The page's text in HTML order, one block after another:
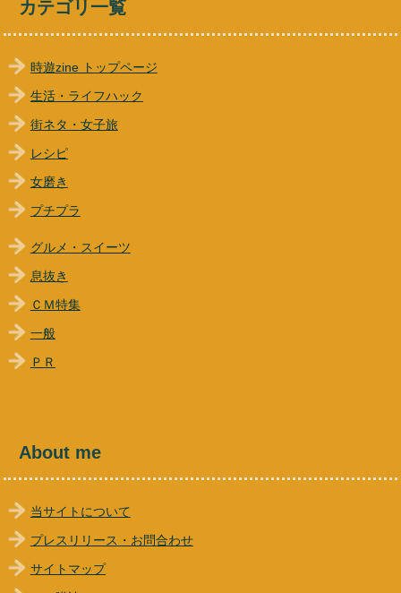
カテゴリ一覧
時遊zine トップページ
生活・ライフハック
街ネタ・女子旅
レシピ
女磨き
プチプラ
グルメ・スイーツ
息抜き
ＣＭ特集
一般
ＰＲ
About me
当サイトについて
プレスリリース・お問合わせ
サイトマップ